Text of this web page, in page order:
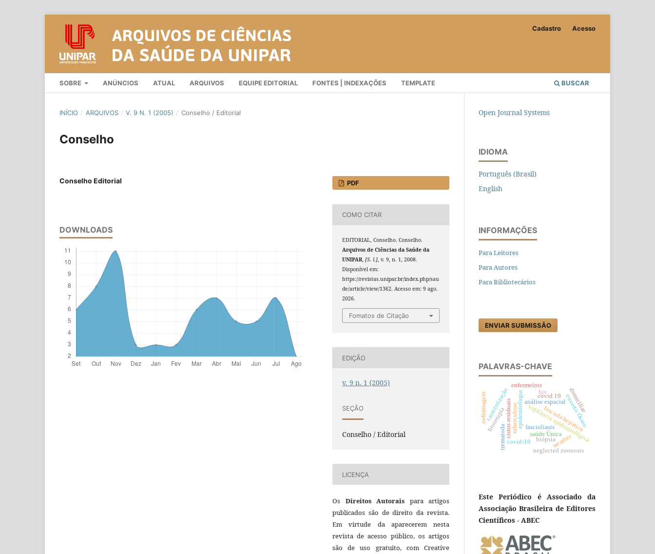
SOBRE ANÚNCIOS ATUAL ARQUIVOS EQUIPE EDITORIAL FONTES | INDEXAÇÕES TEMPLATE BUSCAR
Cadastro Acesso
INÍCIO / ARQUIVOS / V. 9 N. 1 (2005) / Conselho / Editorial
Conselho
Conselho Editorial
DOWNLOADS
PDF
COMO CITAR
EDITORIAL, Conselho. Conselho.
Arquivos de Ciências da Saúde da
UNIPAR,[S. l.], v. 9, n. 1, 2008.
Disponível em:
https://revistas.unipar.br/index.php/sau
de/article/view/1362. Acesso em: 9 ago.
2026.
Fomatos de Citação
EDIÇÃO
v. 9 n. 1 (2005)
SEÇÃO
Conselho / Editorial
LICENÇA
Os Direitos Autorais para artigos
publicados são de direito da revista.
Em virtude da aparecerem nesta
revista de acesso público, os artigos
são de uso gratuito, com Creative
Open Journal Systems
IDIOMA
Português (Brasil)
English
INFORMAÇÕES
Para Leitores
Para Autores
Para Bibliotecários
ENVIAR SUBMISSÃO
PALAVRAS-CHAVE
saúde Única
epidemiologiavigilância epidemiológica
análise espacial
cistos residuais
biópsia
enxerto Ósseo
tuberculose
covid-19
fascioliasisfasciola hepatica
trematoda weather
neglected zoonosis
caracterização
fitoterapia
enfermagem
enfermeiros
domiciliar
covid 19
hiv
Este Periódico é Associado da
Associação Brasileira de Editores
Científicos - ABEC